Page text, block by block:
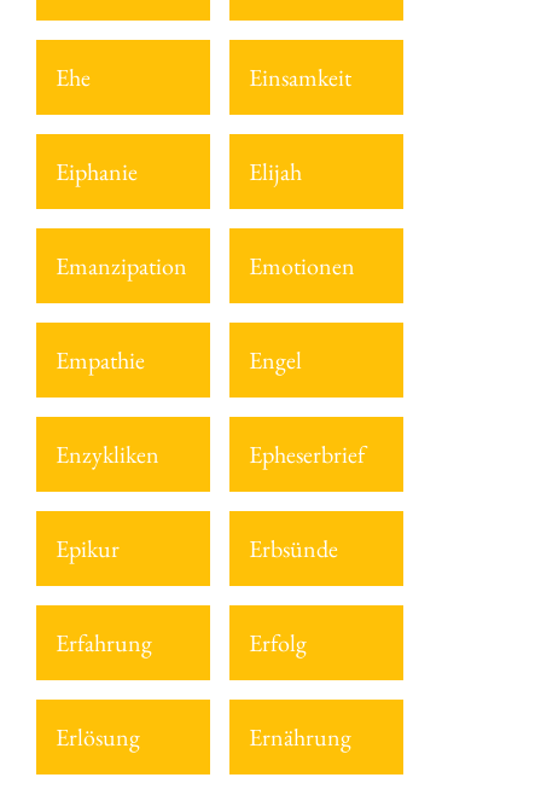
Ehe Einsamkeit
Eiphanie Elijah
Emanzipation Emotionen
Empathie Engel
Enzykliken Epheserbrief
Epikur Erbsünde
Erfahrung Erfolg
Erlösung Ernährung